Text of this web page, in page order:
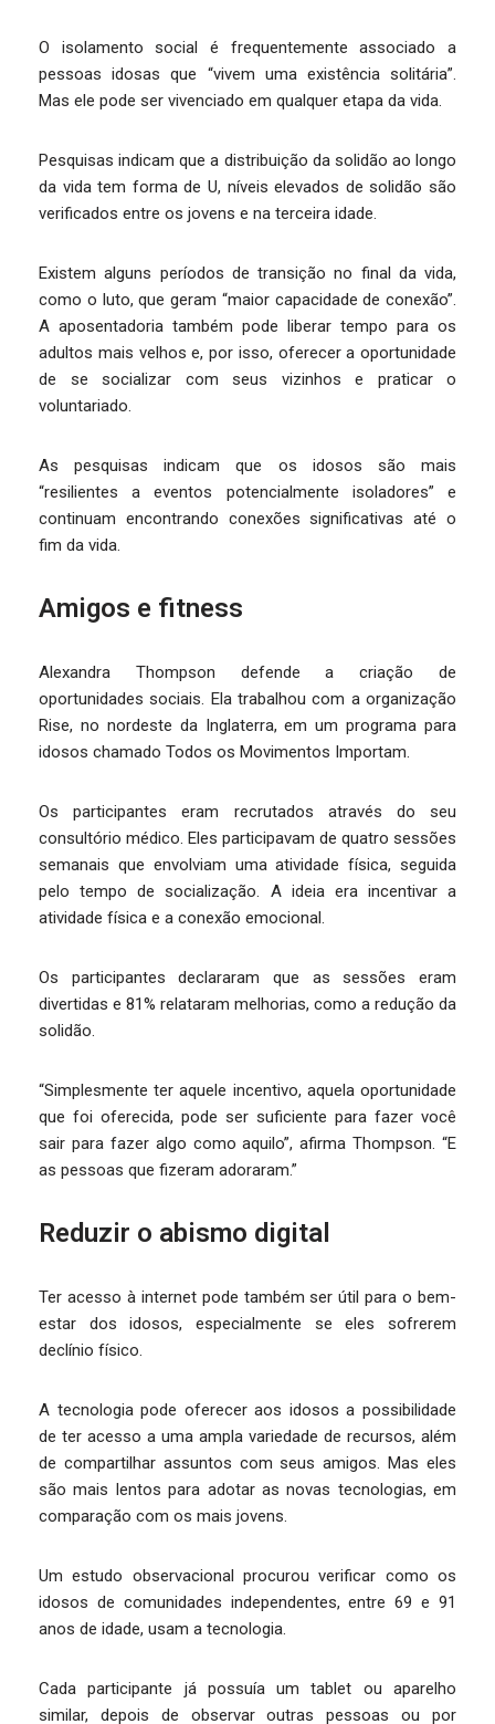
O isolamento social é frequentemente associado a
pessoas idosas que “vivem uma existência solitária”.
Mas ele pode ser vivenciado em qualquer etapa da vida.
Pesquisas indicam que a distribuição da solidão ao longo
da vida tem forma de U, níveis elevados de solidão são
verificados entre os jovens e na terceira idade.
Existem alguns períodos de transição no final da vida,
como o luto, que geram “maior capacidade de conexão”.
A aposentadoria também pode liberar tempo para os
adultos mais velhos e, por isso, oferecer a oportunidade
de se socializar com seus vizinhos e praticar o
voluntariado.
As pesquisas indicam que os idosos são mais
“resilientes a eventos potencialmente isoladores” e
continuam encontrando conexões significativas até o
fim da vida.
Amigos e fitness
Alexandra Thompson defende a criação de
oportunidades sociais. Ela trabalhou com a organização
Rise, no nordeste da Inglaterra, em um programa para
idosos chamado Todos os Movimentos Importam.
Os participantes eram recrutados através do seu
consultório médico. Eles participavam de quatro sessões
semanais que envolviam uma atividade física, seguida
pelo tempo de socialização. A ideia era incentivar a
atividade física e a conexão emocional.
Os participantes declararam que as sessões eram
divertidas e 81% relataram melhorias, como a redução da
solidão.
“Simplesmente ter aquele incentivo, aquela oportunidade
que foi oferecida, pode ser suficiente para fazer você
sair para fazer algo como aquilo”, afirma Thompson. “E
as pessoas que fizeram adoraram.”
Reduzir o abismo digital
Ter acesso à internet pode também ser útil para o bem-
estar dos idosos, especialmente se eles sofrerem
declínio físico.
A tecnologia pode oferecer aos idosos a possibilidade
de ter acesso a uma ampla variedade de recursos, além
de compartilhar assuntos com seus amigos. Mas eles
são mais lentos para adotar as novas tecnologias, em
comparação com os mais jovens.
Um estudo observacional procurou verificar como os
idosos de comunidades independentes, entre 69 e 91
anos de idade, usam a tecnologia.
Cada participante já possuía um tablet ou aparelho
similar, depois de observar outras pessoas ou por